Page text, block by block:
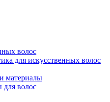
волос
для искусственных волос
материалы
волос